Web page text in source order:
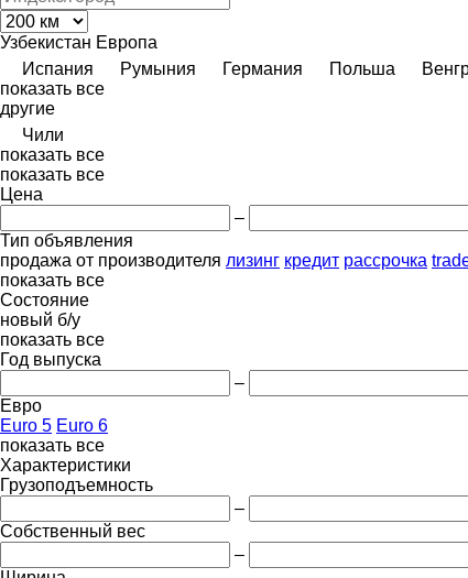
Узбекистан Европа
Испания
Румыния Германия Польша
показать все
другие
Чили
показать все
показать все
Цена
–
Тип объявления
продажа от производителя лизинг кредит рассрочка
показать все
Состояние
новый б/у
показать все
Год выпуска
–
Евро
Euro 5 Euro 6
показать все
Характеристики
Грузоподъемность
–
Собственный вес
–